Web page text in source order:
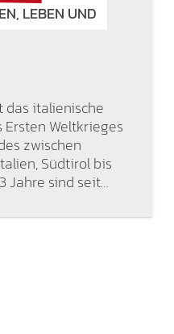
LEBEN UND
das italienische
Ersten Weltkrieges
zwischen
Südtirol bis
Jahre sind seit…